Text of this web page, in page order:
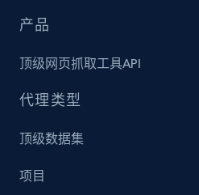
产品
顶级网页抓取工具API
代理类型
顶级数据集
项目